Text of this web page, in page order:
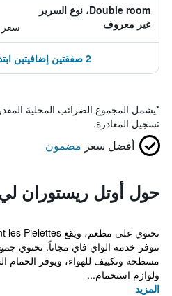
Double room، نوع السرير
غير معروف
سعر
2 صفقتين إضافيتين ابتداءً من 389 ﷼
*يشمل المجموع الضرائب المحلية
تسجيل المغادرة.
أفضل سعر مضمون
حول أوتل ريستوران
تتوفر خدمة الواي فاي مجاناً. تحتوي
مسطحة وتكييف للهواء، ويوفر
ولوازم استحمام...
المزيد